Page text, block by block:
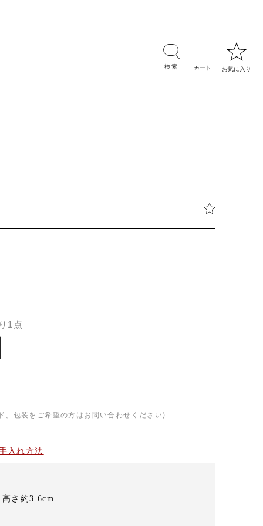
1点
包装をご希望の方はお問い合わせください)
入れ方法
さ約3.6cm